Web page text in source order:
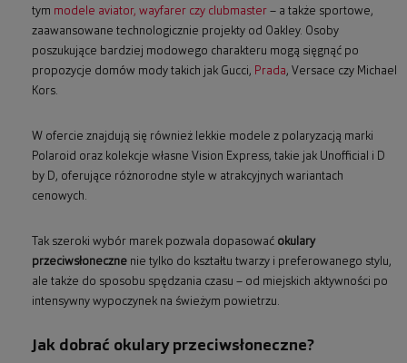
tym modele aviator, wayfarer czy clubmaster – a także sportowe,
zaawansowane technologicznie projekty od Oakley. Osoby
poszukujące bardziej modowego charakteru mogą sięgnąć po
propozycje domów mody takich jak Gucci, Prada, Versace czy Michael
Kors.
W ofercie znajdują się również lekkie modele z polaryzacją marki
Polaroid oraz kolekcje własne Vision Express, takie jak Unofficial i D
by D, oferujące różnorodne style w atrakcyjnych wariantach
cenowych.
Tak szeroki wybór marek pozwala dopasować okulary
przeciwsłoneczne nie tylko do kształtu twarzy i preferowanego stylu,
ale także do sposobu spędzania czasu – od miejskich aktywności po
intensywny wypoczynek na świeżym powietrzu.
Jak dobrać okulary przeciwsłoneczne?